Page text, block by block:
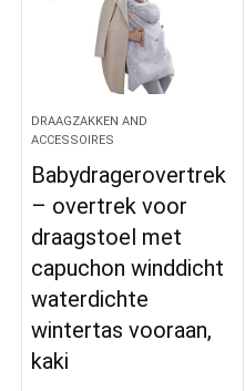
DRAAGZAKKEN AND
ACCESSOIRES
Babydragerovertrek
– overtrek voor
draagstoel met
capuchon winddicht
waterdichte
wintertas vooraan,
kaki